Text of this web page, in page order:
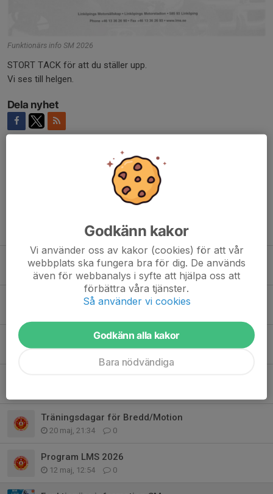
Funktionärs info SM 2026
STORT TACK för att du ställer upp.
Vi ses till helgen.
Dela nyhet
Tidigare nyheter
Funktionärsinfo - ÅRSRACET
5 aug, 17:54 0
Kiosk- & Öppningslista HÖSTEN -26
PÅMINNELSE - Funktionärer till 61 Årsracet
14 jul, 11:19 3
Träningsdagar för Bredd/Motion
20 maj, 21:34 0
Program LMS 2026
12 maj, 12:54 0
Godkänn kakor
Vi använder oss av kakor (cookies) för att vår
webbplats ska fungera bra för dig. De används
även för webbanalys i syfte att hjälpa oss att
förbättra våra tjänster.
Så använder vi cookies
Godkänn alla kakor
Bara nödvändiga